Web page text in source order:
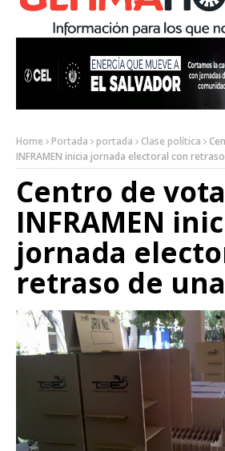
Home Portada portada Clase política
INFRAMEN inicia jornada electoral con
Centro de
INFRAMEN
jornada
retraso de